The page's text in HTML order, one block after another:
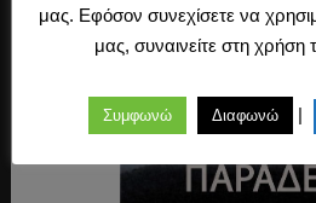
μας. Εφόσον συνεχίσετε να
μας, συναινείτε στη
Συμφωνώ Διαφωνώ |